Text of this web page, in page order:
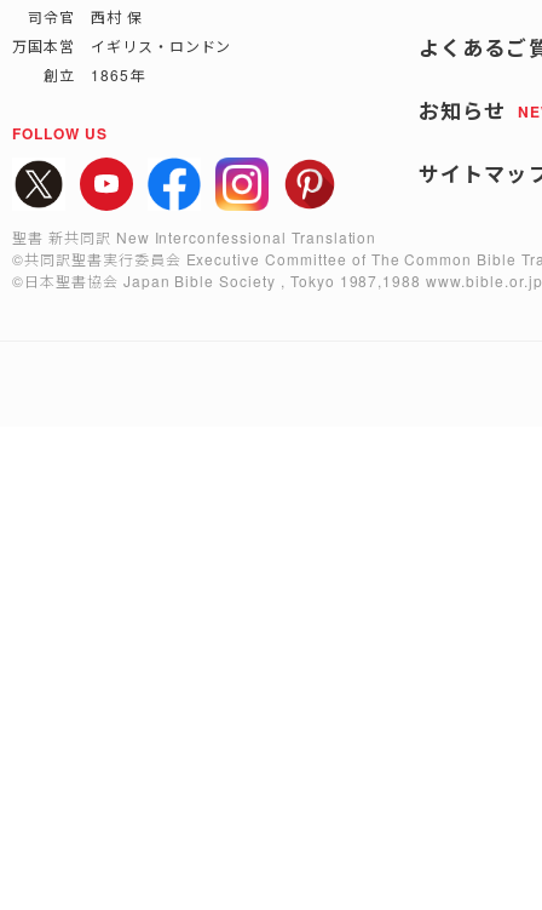
司令官 西村 保
万国本営 イギリス・ロンドン
創立 1865年
FOLLOW US
よくあるご
お知らせ
サイトマッ
聖書 新共同訳 New Interconfessional Translation
©共同訳聖書実行委員会 Executive Committee of The Common Bible
©日本聖書協会 Japan Bible Society , Tokyo 1987,1988www.bible.or.jp